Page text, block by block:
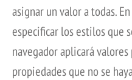
asignar un valor a todas.
especificar los estilos que
navegador aplicará
propiedades que no se